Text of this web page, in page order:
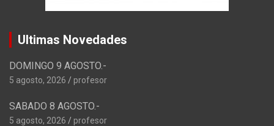
Ultimas Novedades
DOMINGO 9 AGOSTO.-
5 agosto, 2026 profesor
SABADO 8 AGOSTO.-
5 agosto, 2026 profesor